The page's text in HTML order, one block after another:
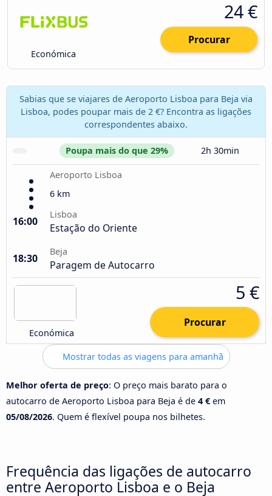
Económica
24 €
Procurar
Sabias que se viajares de Aeroporto Lisboa para Beja via
Lisboa, podes poupar mais de 2 €? Encontra as ligações
correspondentes abaixo.
Poupa mais do que 29% 2h 30min
Aeroporto Lisboa
6 km
16:00
Lisboa
Estação do Oriente
18:30
Beja
Paragem de Autocarro
Económica
5 €
Procurar
Mostrar todas as viagens para amanhã
Melhor oferta de preço: O preço mais barato para o
autocarro de Aeroporto Lisboa para Beja é de 4 € em
05/08/2026. Quem é flexível poupa nos bilhetes.
Frequência das ligações de autocarro
entre Aeroporto Lisboa e o Beja